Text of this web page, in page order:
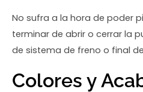
No sufra a la hora de poder
terminar de abrir o cerrar la
de sistema de freno o final
Colores y